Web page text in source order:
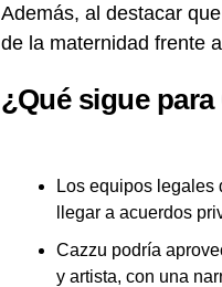
Además, al destacar
de la maternidad frente
¿Qué sigue
Los equipos legales
llegar a acuerdos
Cazzu podría
y artista, con una